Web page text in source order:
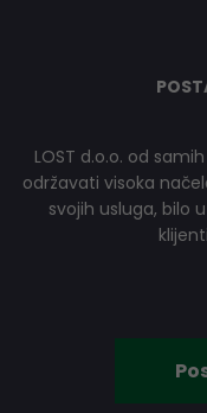
LOST d.o.o. od
održavati visoka
svojih usluga, bilo